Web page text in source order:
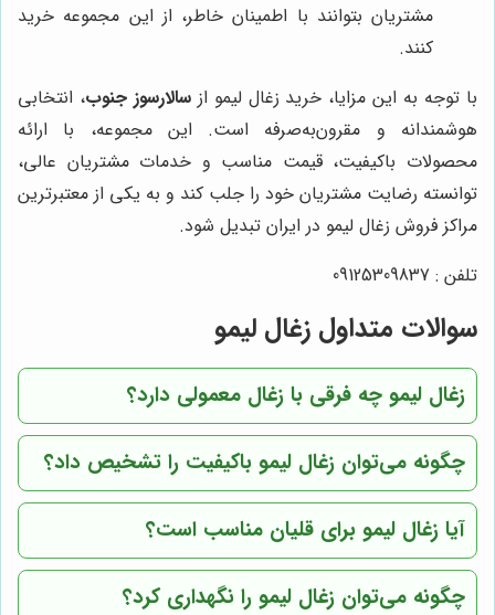
مشتریان بتوانند با اطمینان خاطر، از این مجموعه خرید
کنند.
با توجه به این مزایا، خرید زغال لیمو ازسالارسوز جنوب، انتخابی
هوشمندانه و مقرون‌به‌صرفه است. این مجموعه، با ارائه
محصولات باکیفیت، قیمت مناسب و خدمات مشتریان عالی،
توانسته رضایت مشتریان خود را جلب کند و به یکی از معتبرترین
مراکز فروش زغال لیمو در ایران تبدیل شود.
تلفن : 09125309837
سوالات متداول زغال لیمو
زغال لیمو چه فرقی با زغال معمولی دارد؟
چگونه می‌توان زغال لیمو باکیفیت را تشخیص داد؟
آیا زغال لیمو برای قلیان مناسب است؟
چگونه می‌توان زغال لیمو را نگهداری کرد؟